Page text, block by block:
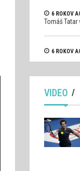
6 ROKOV
Tomáš Tatar
6 ROKOV
VIDEO